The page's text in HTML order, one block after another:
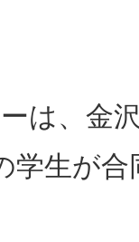
は、金
学生が